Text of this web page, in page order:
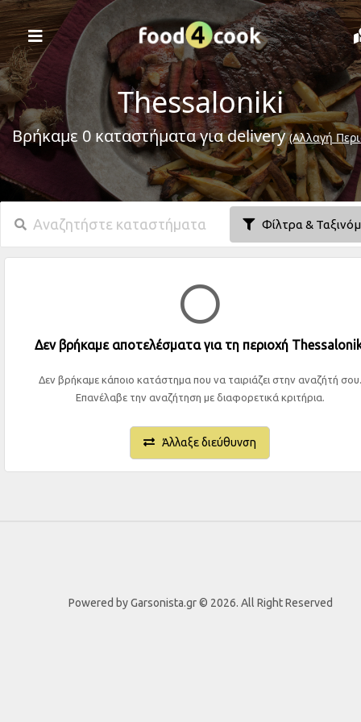
Thessaloniki
Βρήκαμε 0 καταστήματα για delivery(Αλλαγή
Φίλτρα &
Δεν βρήκαμε αποτελέσματα για τη περιοχή
Δεν βρήκαμε κάποιο κατάστημα που να ταιριάζει στην αναζήτή σου.
Επανέλαβε την αναζήτηση με διαφορετικά κριτήρια.
Άλλαξε διεύθυνση
Powered by Garsonista.gr © 2026. All Right Reserved